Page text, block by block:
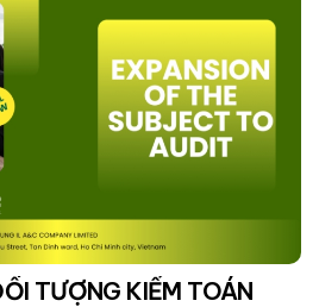
TƯỢNG KIỂM TOÁN